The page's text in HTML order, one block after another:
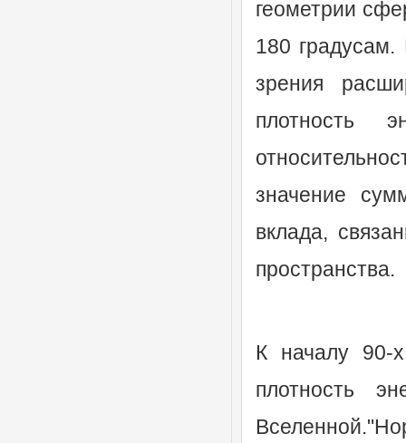
геометрии
180 градусам.
зрения
плотность
значение
вклада,
пространства.
К началу 90-
плотность